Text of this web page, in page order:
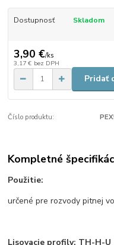
Dostupnosť Skladom
3,90 €/ks
3,17 € bez DPH
Pridať
Číslo produktu:
Kompletné
Použitie:
určené pre rozvody pitnej
Lisovacie profily: TH-H-U